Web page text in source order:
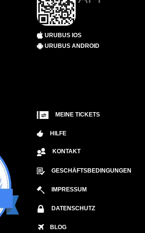
URUBUS IOS
URUBUS ANDROID
MEINE TICKETS
HILFE
KONTAKT
GESCHÄFTSBEDINGUNGEN
IMPRESSUM
DATENSCHUTZ
BLOG